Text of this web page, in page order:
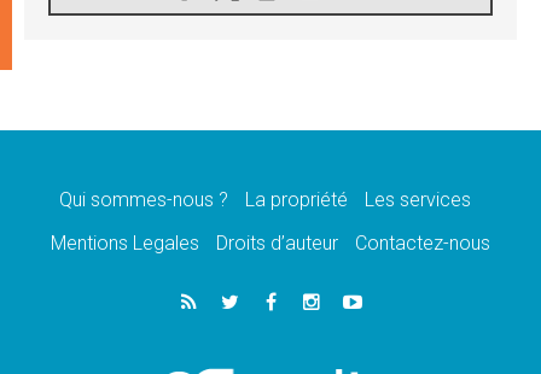
06.08.2026
l'espérance» affirme Mgr Tróccoli
Le nonce en Ukraine: «Il est inquiétant
05.08.2026
Léon XIV au Pérou, une lueur d'espoir pour
Qui sommes-nous ? La propriété
Les services
Mentions Legales
Droits d’auteur Contactez-nous